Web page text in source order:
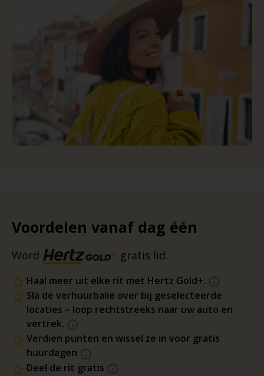
Voordelen vanaf dag één
Word gratis lid.
Haal meer uit elke rit met Hertz Gold+.
Sla de verhuurbalie over bij geselecteerde
locaties – loop rechtstreeks naar uw auto en
vertrek.
Verdien punten en wissel ze in voor gratis
huurdagen
Deel de rit gratis